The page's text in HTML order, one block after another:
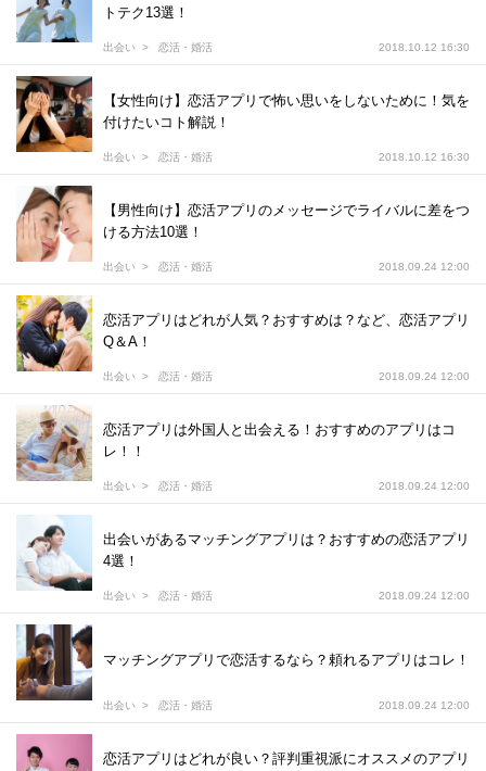
トテク13選！
出会い 恋活・婚活 2018.10.12 16:30
【女性向け】恋活アプリで怖い思いをしないために！気を
付けたいコト解説！
出会い 恋活・婚活 2018.10.12 16:30
【男性向け】恋活アプリのメッセージでライバルに差をつ
ける方法10選！
出会い 恋活・婚活 2018.09.24 12:00
恋活アプリはどれが人気？おすすめは？など、恋活アプリ
Q＆A！
出会い 恋活・婚活 2018.09.24 12:00
恋活アプリは外国人と出会える！おすすめのアプリはコ
レ！！
出会い 恋活・婚活 2018.09.24 12:00
出会いがあるマッチングアプリは？おすすめの恋活アプリ
4選！
出会い 恋活・婚活 2018.09.24 12:00
マッチングアプリで恋活するなら？頼れるアプリはコレ！
出会い 恋活・婚活 2018.09.24 12:00
恋活アプリはどれが良い？評判重視派にオススメのアプリ